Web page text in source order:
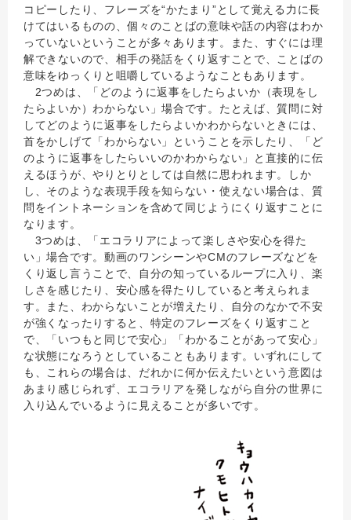
コピーしたり、フレーズを“かたまり”として覚える力に長
けてはいるものの、個々のことばの意味や話の内容はわか
っていないということが多々あります。また、すぐには理
解できないので、相手の発話をくり返すことで、ことばの
意味をゆっくりと咀嚼しているようなこともあります。
2つめは、「どのように返事をしたらよいか（表現をし
たらよいか）わからない」場合です。たとえば、質問に対
してどのように返事をしたらよいかわからないときには、
首をかしげて「わからない」ということを示したり、「ど
のように返事をしたらいいのかわからない」と直接的に伝
えるほうが、やりとりとしては自然に思われます。しか
し、そのような表現手段を知らない・使えない場合は、質
問をイントネーションを含めて同じようにくり返すことに
なります。
3つめは、「エコラリアによって楽しさや安心を得た
い」場合です。動画のワンシーンやCMのフレーズなどを
くり返し言うことで、自分の知っているループに入り、楽
しさを感じたり、安心感を得たりしていると考えられま
す。また、わからないことが増えたり、自分のなかで不安
が強くなったりすると、特定のフレーズをくり返すこと
で、「いつもと同じで安心」「わかることがあって安心」
な状態になろうとしていることもあります。いずれにして
も、これらの場合は、だれかに何か伝えたいという意図は
あまり感じられず、エコラリアを発しながら自分の世界に
入り込んでいるように見えることが多いです。